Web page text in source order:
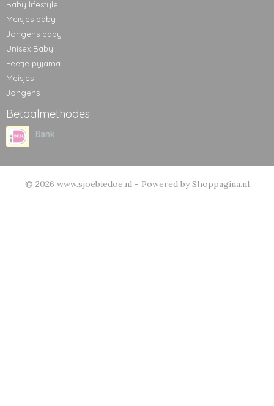
Baby lifestyle
Meisjes baby
Jongens baby
Unisex Baby
Feetje pyjama
Meisjes
Jongens
Betaalmethodes
© 2026 www.sjoebiedoe.nl - Powered by Shoppagina.nl